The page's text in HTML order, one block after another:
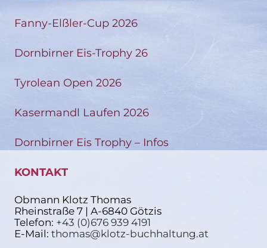
Fanny-Elßler-Cup 2026
Dornbirner Eis-Trophy 26
Tyrolean Open 2026
Kasermandl Laufen 2026
Dornbirner Eis Trophy – Infos
KONTAKT
Obmann Klotz Thomas
Rheinstraße 7 | A-6840 Götzis
Telefon: +43 (0)676 939 4191
E-Mail: thomas@klotz-buchhaltung.at